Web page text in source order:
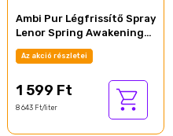
Ambi Pur Légfrissítő Spray
Lenor Spring Awakening
185 ml
Az akció részletei
1 599 Ft
8 643 Ft/liter